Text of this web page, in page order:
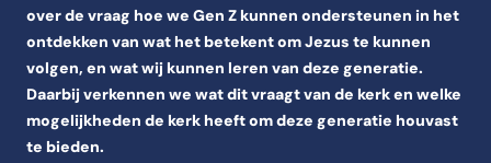
over de vraag hoe we Gen Z kunnen ondersteunen in het
ontdekken van wat het betekent om Jezus te kunnen
volgen, en wat wij kunnen leren van deze generatie.
Daarbij verkennen we wat dit vraagt van de kerk en welke
mogelijkheden de kerk heeft om deze generatie houvast
te bieden.